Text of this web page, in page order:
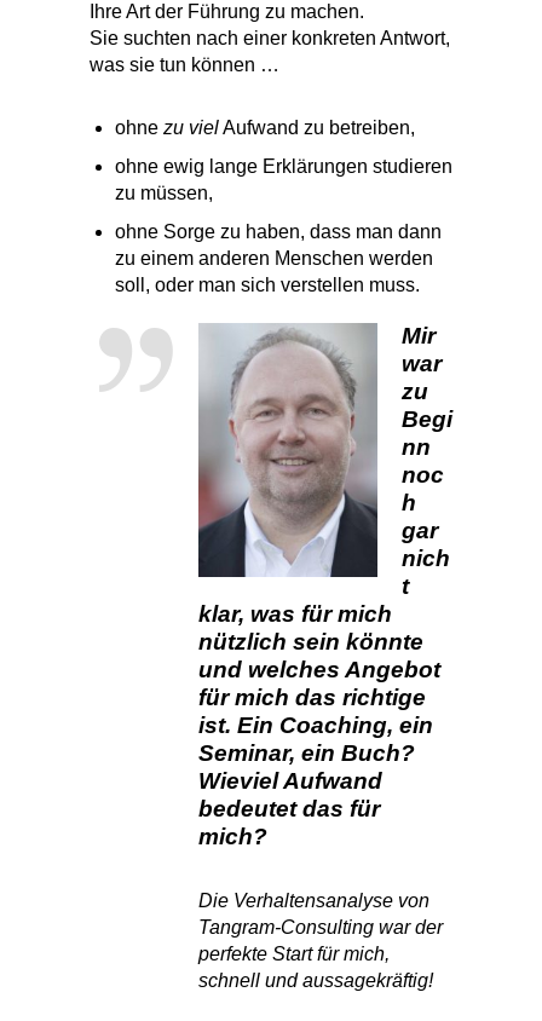
Ihre Art der Führung zu machen.
Sie suchten nach einer konkreten Antwort,
was sie tun können …
ohne zu vielAufwand zu betreiben,
ohne ewig lange Erklärungen studieren
zu müssen,
ohne Sorge zu haben, dass man dann
zu einem anderen Menschen werden
soll, oder man sich verstellen muss.
Mir
war
zu
Begi
nn
noc
h
gar
nich
t
klar, was für mich
nützlich sein könnte
und welches Angebot
für mich das richtige
ist. Ein Coaching, ein
Seminar, ein Buch?
Wieviel Aufwand
bedeutet das für
mich?
Die Verhaltensanalyse von
Tangram-Consulting war der
perfekte Start für mich,
schnell und aussagekräftig!